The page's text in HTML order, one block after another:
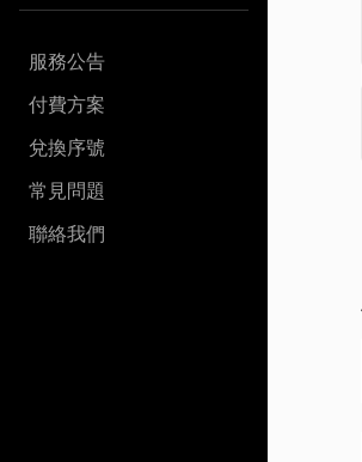
服務公告
付費方案
兌換序號
常見問題
聯絡我們